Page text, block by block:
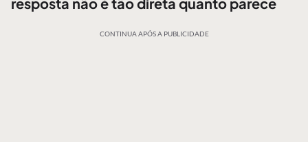
CONTINUA APÓS A PUBLICIDADE